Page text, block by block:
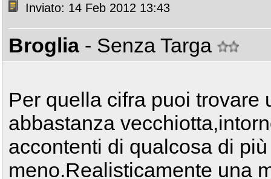
Inviato: 14 Feb 2012 13:43
Broglia - Senza Targa
Per quella cifra puoi trovare
abbastanza
accontenti di qualcosa di
meno.Realisticamente una